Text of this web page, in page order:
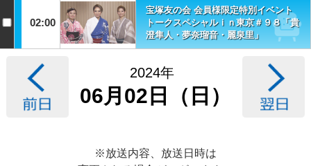
02:00
宝塚友の会 会員様限定特別イベント
トークスペシャルｉｎ東京＃９８「貴
澄隼人・夢奈瑠音・麗泉里」
2024年
06月02日（日）
※放送内容、放送日時は